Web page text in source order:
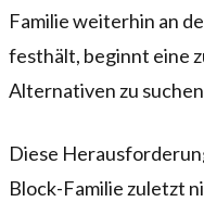
Familie weiterhin an
festhält, beginnt eine
Alternativen zu
Diese
Block-Familie zuletzt